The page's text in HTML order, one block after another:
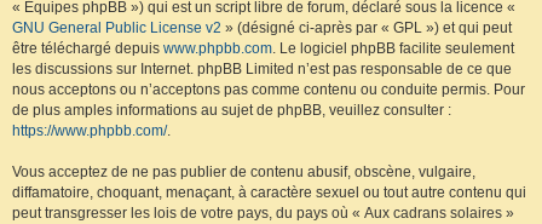
« Équipes phpBB ») qui est un script libre de forum, déclaré sous la licence «
GNU General Public License v2 » (désigné ci-après par « GPL ») et qui peut
être téléchargé depuis www.phpbb.com. Le logiciel phpBB facilite seulement
les discussions sur Internet. phpBB Limited n’est pas responsable de ce que
nous acceptons ou n’acceptons pas comme contenu ou conduite permis. Pour
de plus amples informations au sujet de phpBB, veuillez consulter :
https://www.phpbb.com/.
Vous acceptez de ne pas publier de contenu abusif, obscène, vulgaire,
diffamatoire, choquant, menaçant, à caractère sexuel ou tout autre contenu qui
peut transgresser les lois de votre pays, du pays où « Aux cadrans solaires »